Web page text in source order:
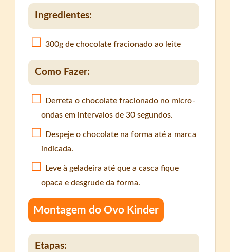
Ingredientes:
300g de chocolate fracionado ao leite
Como Fazer:
Derreta o chocolate fracionado no micro-
ondas em intervalos de 30 segundos.
Despeje o chocolate na forma até a marca
indicada.
Leve à geladeira até que a casca fique
opaca e desgrude da forma.
Montagem do Ovo Kinder
Etapas: